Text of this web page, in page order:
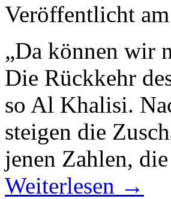
Veröffentlicht am
„Da können wir
Die Rückkehr
so Al Khalisi.
steigen die
jenen Zahlen,
Weiterlesen →